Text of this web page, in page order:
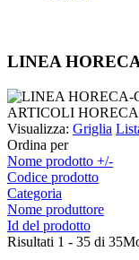
LINEA
ARTICOLI
Visualizza: Griglia
Ordina per
Nome prodotto +/-
Codice prodotto
Categoria
Nome produttore
Id del prodotto
Risultati 1 - 35 di 35